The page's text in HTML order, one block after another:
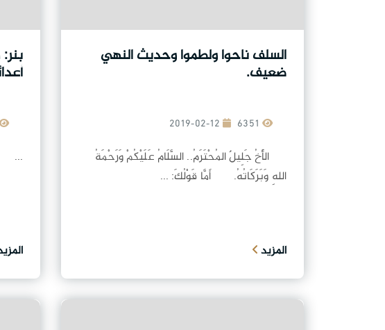
السلف ناحوا ولطموا وحديث النهي
ضعيف.
2019-02-12
الأَخُ جَلِيلٌ المُحْتَرَمُ.. السَّلَامُ عَلَيْكُمْ وَرَحْمَةُ
اللهِ وَبَرَكَاتُهُ. أَمَّا قَوْلُكَ: ...
المزيد
...